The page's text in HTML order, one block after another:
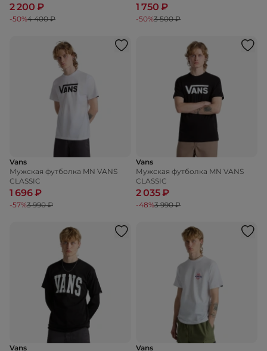
2 200 ₽
-50%4 400 ₽
1 750 ₽
-50%3 500 ₽
Vans
Мужская футболка MN VANS
CLASSIC
1 696 ₽
-57%3 990 ₽
Vans
Мужская футболка MN VANS
CLASSIC
2 035 ₽
-48%3 990 ₽
Vans
Vans